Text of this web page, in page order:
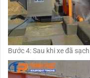
Bước 4: Sau khi xe đã